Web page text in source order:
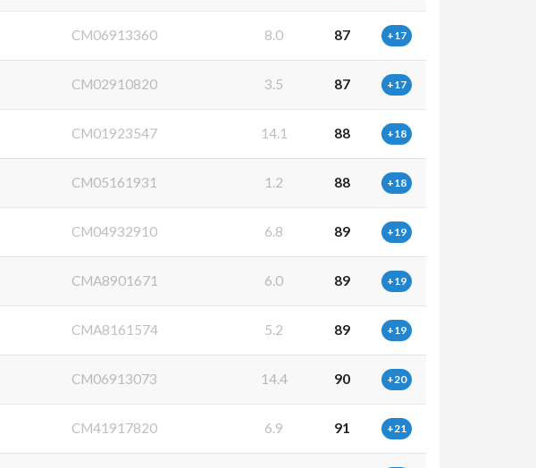
CM06913360 8.0 87 +17
CM02910820 3.5 87 +17
CM01923547 14.1 88 +18
CM05161931 1.2 88 +18
CM04932910 6.8 89 +19
CMA8901671 6.0 89 +19
CMA8161574 5.2 89 +19
CM06913073 14.4 90 +20
CM41917820 6.9 91 +21